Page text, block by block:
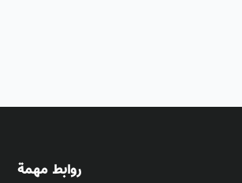
روابط مهمة